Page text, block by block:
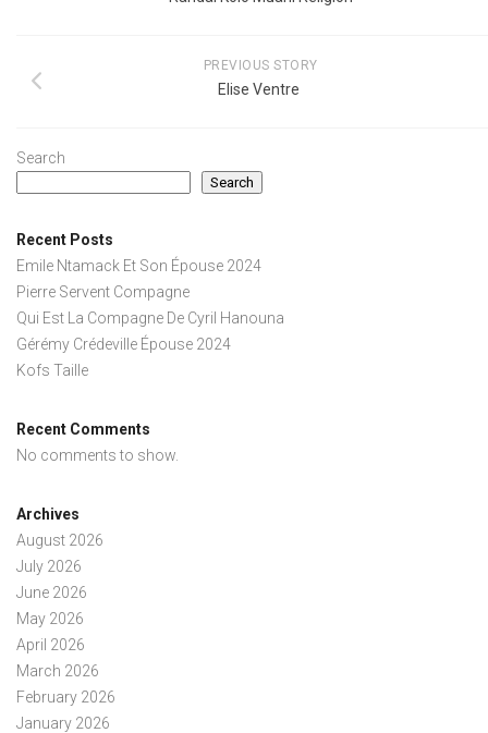
PREVIOUS STORY
Elise Ventre
Search
Search
Recent Posts
Emile Ntamack Et Son Épouse 2024
Pierre Servent Compagne
Qui Est La Compagne De Cyril Hanouna
Gérémy Crédeville Épouse 2024
Kofs Taille
Recent Comments
No comments to show.
Archives
August 2026
July 2026
June 2026
May 2026
April 2026
March 2026
February 2026
January 2026